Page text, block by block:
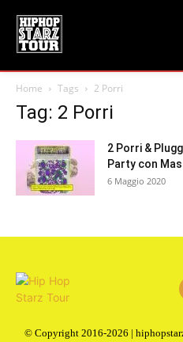
Home Tags 2 Porri
Tag: 2 Porri
2 Porri &
Party con
6 Maggio 2020
© Copyright 2016-2026 |